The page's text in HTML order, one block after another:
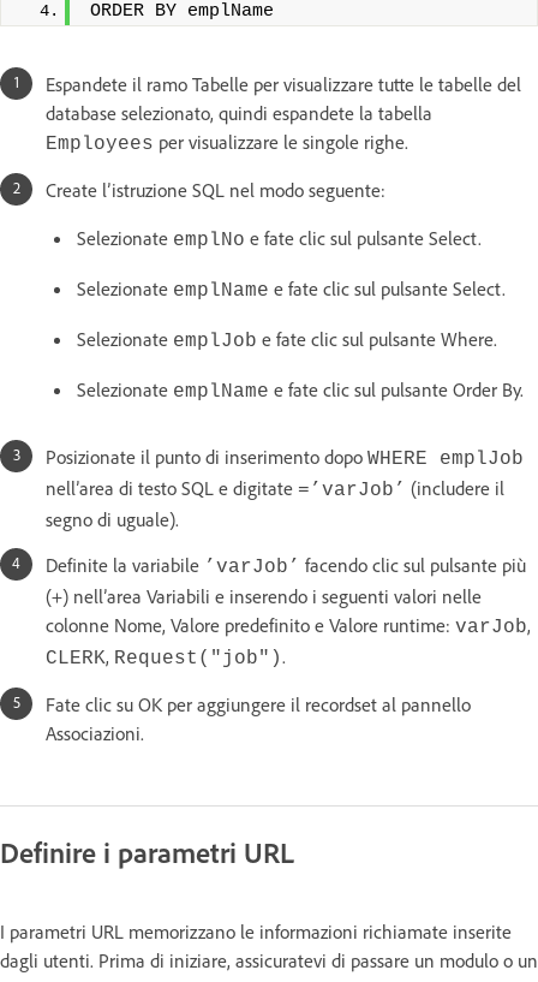
ORDER BY emplName
Espandete il ramo Tabelle per visualizzare tutte le tabelle del
database selezionato, quindi espandete la tabella
Employees per visualizzare le singole righe.
Create l’istruzione SQL nel modo seguente:
Selezionate emplNo e fate clic sul pulsante Select.
Selezionate emplName e fate clic sul pulsante Select.
Selezionate emplJob e fate clic sul pulsante Where.
Selezionate emplName e fate clic sul pulsante Order By.
Posizionate il punto di inserimento dopo WHERE emplJob
nell’area di testo SQL e digitate =’varJob’ (includere il
segno di uguale).
Definite la variabile ’varJob’ facendo clic sul pulsante più
(+) nell’area Variabili e inserendo i seguenti valori nelle
colonne Nome, Valore predefinito e Valore runtime: varJob,
CLERK, Request("job").
Fate clic su OK per aggiungere il recordset al pannello
Associazioni.
Definire i parametri URL
I parametri URL memorizzano le informazioni richiamate inserite
dagli utenti. Prima di iniziare, assicuratevi di passare un modulo o un